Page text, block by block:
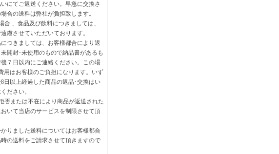
にてご返送ください。早急に交換さ
合の送料は弊社が負担致します。
合 、食品及び飲料につきましては、
慮させていただいております。
つきましては、お客様都合により返
開封･未使用のもので納品書があるも
７日以内にご連絡ください。この場
用はお客様のご負担になります。いず
日以上経過した商品の返品･交換はい
ださい。
否または不在により商品が返送された
いて当店のサービスを制限させて頂
りました送料についてはお客様都合
の送料をご請求させて頂きますので